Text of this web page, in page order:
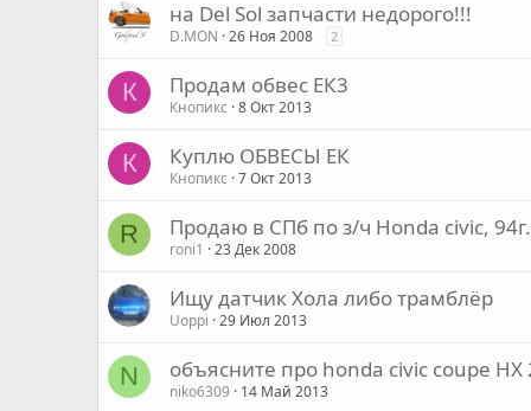
на Del Sol запчасти недорого!!!
D.MON 26 Ноя 2008 2
К Продам обвес ЕК3
Кнопикс 8 Окт 2013
К Куплю ОБВЕСЫ ЕК
Кнопикс 7 Окт 2013
R Продаю в СПб по з/ч Honda civic,
roni1 23 Дек 2008
Ищу датчик Хола либо трамблёр
Uoppi 29 Июл 2013
N объясните про honda civic coupe HX
niko6309 14 Май 2013